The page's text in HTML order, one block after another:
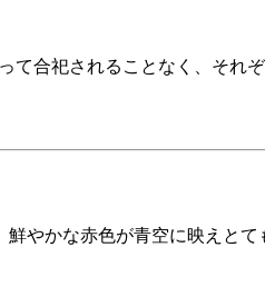
合祀されることなく、それ
やかな赤色が青空に映えと